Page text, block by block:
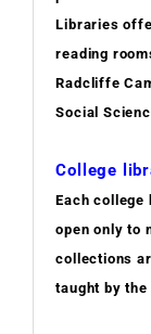
Libraries
reading
Radcliffe
Social
College
Each college
open only to
collections
taught by the